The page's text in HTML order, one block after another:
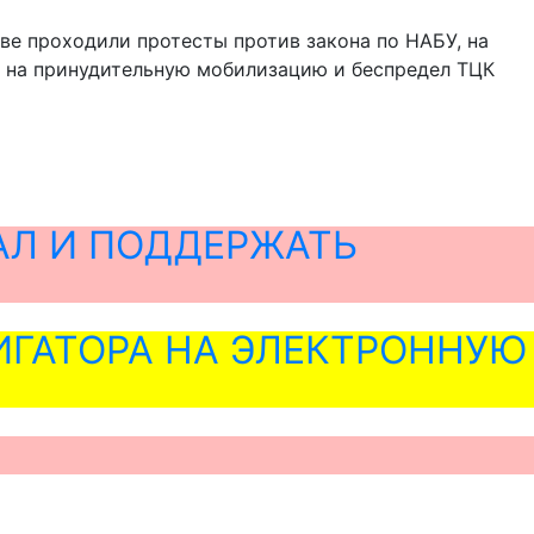
проходили протесты против закона по НАБУ, на
принудительную мобилизацию и беспредел ТЦК
И ПОДДЕРЖАТЬ
НА ЭЛЕКТРОННУЮ